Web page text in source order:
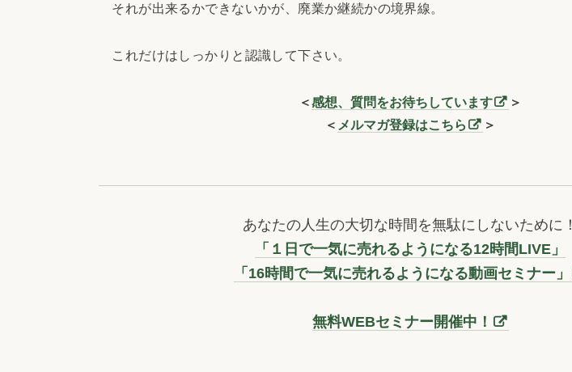
それが出来るかできないかが、廃業か継続かの境界線。
これだけはしっかりと認識して下さい。
＜感想、質問をお待ちしています
＞
＜ メルマガ登録はこちら ＞
あなたの人生の大切な時間を無駄にしないために！
「１日で一気に売れるようになる12時間LIVE」
「16時間で一気に売れるようになる動画セミナー」
無料WEBセミナー開催中！